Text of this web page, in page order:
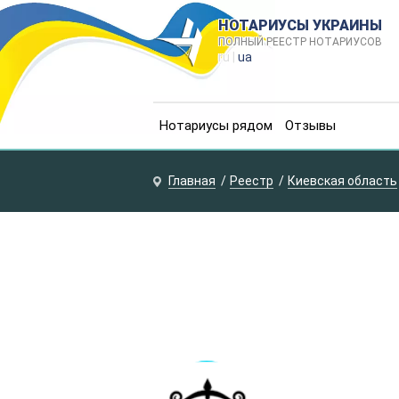
НОТАРИУСЫ УКРАИНЫ
ПОЛНЫЙ РЕЕСТР НОТАРИУСОВ
ru | ua
Нотариусы рядом Отзывы
Главная Реестр Киевская область